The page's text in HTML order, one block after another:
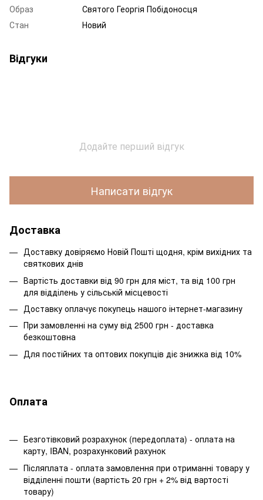
Образ
Святого Георгія Побідоносця
Стан
Новий
Відгуки
Додайте перший відгук
Написати відгук
Доставка
Доставку довіряємо Новій Пошті щодня, крім вихідних та
святкових днів
Вартість доставки від 90 грн для міст, та від 100 грн
для відділень у сільській місцевості
Доставку оплачує покупець нашого інтернет-магазину
При замовленні на суму від 2500 грн - доставка
безкоштовна
Для постійних та оптових покупців діє знижка від 10%
Оплата
Безготівковий розрахунок (передоплата) - оплата на
карту, IBAN, розрахунковий рахунок
Післяплата - оплата замовлення при отриманні товару у
відділенні пошти (вартість 20 грн + 2% від вартості
товару)